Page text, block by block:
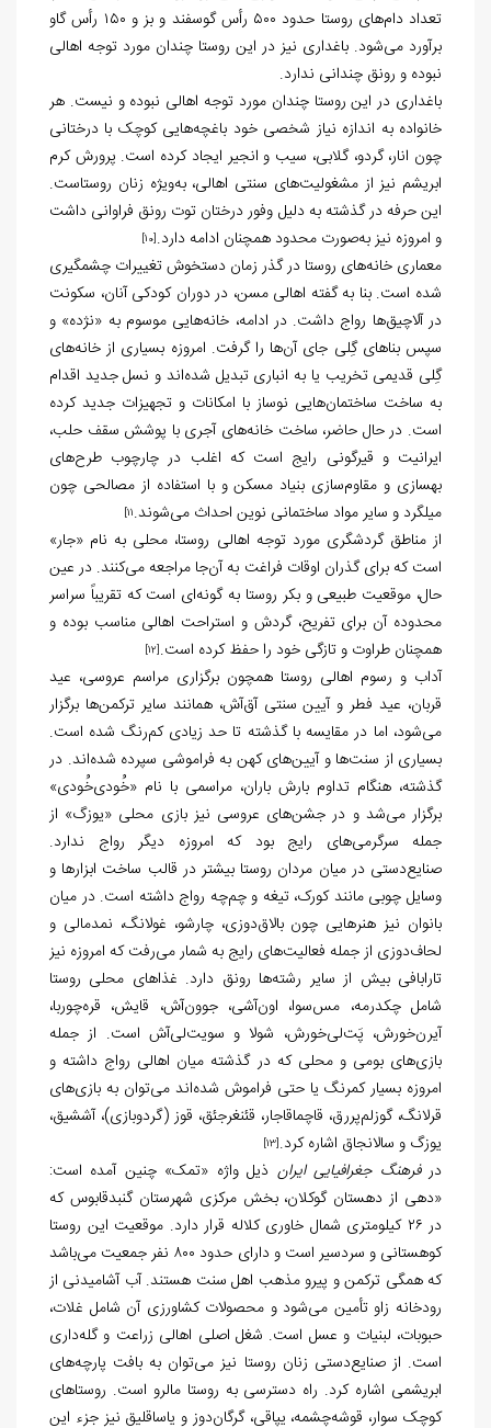
تعداد دام‌های روستا حدود ۵۰۰ رأس گوسفند و بز و ۱۵۰ رأس گاو
برآورد می‌شود. باغداری نیز در این روستا چندان مورد توجه اهالی
نبوده و رونق چندانی ندارد.
باغداری در این روستا چندان مورد توجه اهالی نبوده و نیست. هر
خانواده به اندازه نیاز شخصی خود باغچه‌هایی کوچک با درختانی
چون انار، گردو، گلابی، سیب و انجیر ایجاد کرده است. پرورش کرم
ابریشم نیز از مشغولیت‌های سنتی اهالی، به‌ویژه زنان روستاست.
این حرفه در گذشته به دلیل وفور درختان توت رونق فراوانی داشت
و امروزه نیز به‌صورت محدود همچنان ادامه دارد.[10]
معماری خانه‌های روستا در گذر زمان دستخوش تغییرات چشمگیری
شده است. بنا به گفته اهالی مسن، در دوران کودکی آنان، سکونت
در آلاچیق‌ها رواج داشت. در ادامه، خانه‌هایی موسوم به «نژده» و
سپس بناهای گِلی جای آن‌ها را گرفت. امروزه بسیاری از خانه‌های
گِلی قدیمی تخریب یا به انباری تبدیل شده‌اند و نسل جدید اقدام
به ساخت ساختمان‌هایی نوساز با امکانات و تجهیزات جدید کرده
است. در حال حاضر، ساخت خانه‌های آجری با پوشش سقف حلب،
ایرانیت و قیرگونی رایج است که اغلب در چارچوب طرح‌های
بهسازی و مقاوم‌سازی بنیاد مسکن و با استفاده از مصالحی چون
میلگرد و سایر مواد ساختمانی نوین احداث می‌شوند.11]
از مناطق گردشگری مورد توجه اهالی روستا، محلی به نام «جار»
است که برای گذران اوقات فراغت به آن‌جا مراجعه می‌کنند. در عین
حال، موقعیت طبیعی و بکر روستا به گونه‌ای است که تقریباً سراسر
محدوده آن برای تفریح، گردش و استراحت اهالی مناسب بوده و
همچنان طراوت و تازگی خود را حفظ کرده است.[12]
آداب و رسوم اهالی روستا همچون برگزاری مراسم عروسی، عید
قربان، عید فطر و آیین سنتی آق‌آش، همانند سایر ترکمن‌ها برگزار
می‌شود، اما در مقایسه با گذشته تا حد زیادی کم‌رنگ شده است.
بسیاری از سنت‌ها و آیین‌های کهن به فراموشی سپرده شده‌اند. در
گذشته، هنگام تداوم بارش باران، مراسمی با نام «خُودی‌خُودی»
برگزار می‌شد و در جشن‌های عروسی نیز بازی محلی «یوزگ» از
جمله سرگرمی‌های رایج بود که امروزه دیگر رواج ندارد.
صنایع‌دستی در میان مردان روستا بیشتر در قالب ساخت ابزارها و
وسایل چوبی مانند کورک، تیغه و چم‌چه رواج داشته است. در میان
بانوان نیز هنرهایی چون بالاق‌دوزی، چارشو، غولانگ، نمدمالی و
لحاف‌دوزی از جمله فعالیت‌های رایج به شمار می‌رفت که امروزه نیز
تارابافی بیش از سایر رشته‌ها رونق دارد. غذاهای محلی روستا
شامل چکدرمه، مس‌سوا، اون‌آشی، جوون‌آش، قایش، قره‌چوربا،
آیرن‌خورش، پَت‌لی‌خورش، شولا و سویت‌لی‌آش است. از جمله
بازی‌های بومی و محلی که در گذشته میان اهالی رواج داشته و
امروزه بسیار کمرنگ یا حتی فراموش شده‌اند می‌توان به بازی‌های
قرلانگ، گوزلم‌پررق، قاچماقاجار، قئنغرجئق، قوز (گردوبازی)، آششیق،
یوزگ و سالانجاق اشاره کرد.[13]
درفرهنگ جغرافیایی ایران ذیل واژه «تمک» چنین آمده است:
«دهی از دهستان گوکلان، بخش مرکزی شهرستان گنبدقابوس که
در ۲۶ کیلومتری شمال خاوری کلاله قرار دارد. موقعیت این روستا
کوهستانی و سردسیر است و دارای حدود ۸۰۰ نفر جمعیت می‌باشد
که همگی ترکمن و پیرو مذهب اهل سنت هستند. آب آشامیدنی از
رودخانه زاو تأمین می‌شود و محصولات کشاورزی آن شامل غلات،
حبوبات، لبنیات و عسل است. شغل اصلی اهالی زراعت و گله‌داری
است. از صنایع‌دستی زنان روستا نیز می‌توان به بافت پارچه‌های
ابریشمی اشاره کرد. راه دسترسی به روستا مالرو است. روستاهای
کوچک سوار، قوشه‌چشمه، یپاقی، گرگان‌دوز و یاساقلیق نیز جزء این